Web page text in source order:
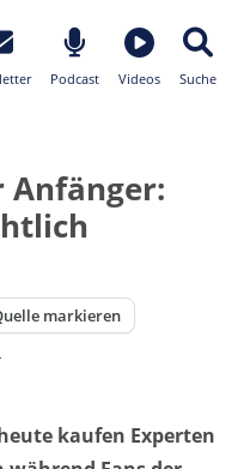
Podcast Videos Suche
Anfänger:
markieren
kaufen Experten